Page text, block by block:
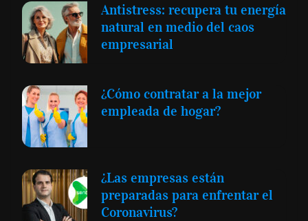
Antistress: recupera tu energía
natural en medio del caos
empresarial
¿Cómo contratar a la mejor
empleada de hogar?
¿Las empresas están
preparadas para enfrentar el
Coronavirus?